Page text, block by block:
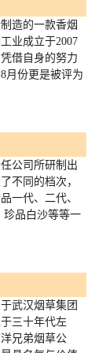
造的一款香烟
业成立于2007
借自身的努力
8月份更是被评为
公司所研制出
不同的档次，
一代、二代、
珍品白沙等等一
武汉烟草集团
三十年代左
兄弟烟草公